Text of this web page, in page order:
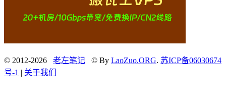
© 2012-2026 老左笔记 © By LaoZuo.ORG. 苏ICP备06030674
号-1 | 关于我们